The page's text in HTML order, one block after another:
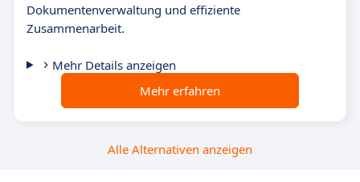
Dokumentenverwaltung und effiziente
Zusammenarbeit.
Mehr Details anzeigen
Mehr erfahren
Alle Alternativen anzeigen